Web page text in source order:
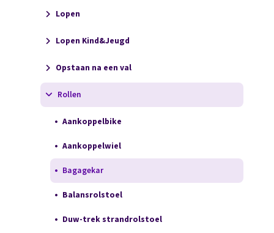
Lopen
Lopen Kind&Jeugd
Opstaan na een val
Rollen
Aankoppelbike
Aankoppelwiel
Bagagekar
Balansrolstoel
Duw-trek strandrolstoel